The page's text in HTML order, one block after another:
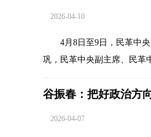
2026-04-10
4月8日至9日，民革中
巩，民革中央副主席、民革
谷振春：把好政治方
2026-04-07